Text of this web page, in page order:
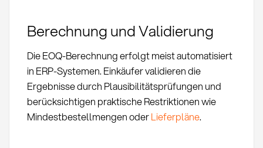
Berechnung und Validierung
Die EOQ-Berechnung erfolgt meist automatisiert
in ERP-Systemen. Einkäufer validieren die
Ergebnisse durch Plausibilitätsprüfungen und
berücksichtigen praktische Restriktionen wie
Mindestbestellmengen oderLieferpläne.